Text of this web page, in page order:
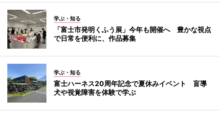
学ぶ・知る
「富士市発明くふう展」今年も開催へ 豊かな視点
で日常を便利に、作品募集
学ぶ・知る
富士ハーネス20周年記念で夏休みイベント 盲導
犬や視覚障害を体験で学ぶ